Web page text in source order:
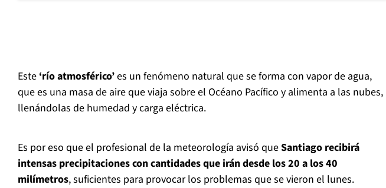
Este ‘río atmosférico’es un fenómeno natural que se forma con vapor de agua,
que es una masa de aire que viaja sobre el Océano Pacífico y alimenta a las nubes,
llenándolas de humedad y carga eléctrica.
Es por eso que el profesional de la meteorología avisó queSantiago recibirá
intensas precipitaciones con cantidades que irán desde los 20 a los 40
milímetros, suficientes para provocar los problemas que se vieron el lunes.